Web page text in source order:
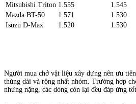
Mitsubishi Triton 1.555 1.545
Mazda BT-50
1.571 1.530
Isuzu D-Max
1.520 1.530
Người mua chở vật liệu xây dựng nên ưu
thùng dài và rộng nhất nhóm. Trường hợp
nhưng nặng, các dòng còn lại đều đáp ứng